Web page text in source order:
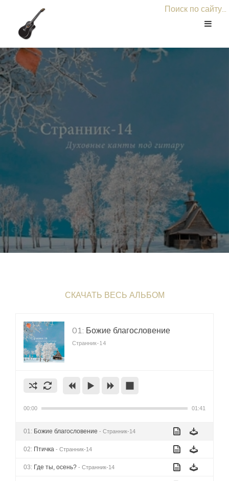
Поиск по сайту...
СКАЧАТЬ ВЕСЬ АЛЬБОМ
01: Божие благословение
Странник-14
00:00 01:41
01: Божие благословение - Странник-14
02: Птичка - Странник-14
03: Где ты, осень? - Странник-14